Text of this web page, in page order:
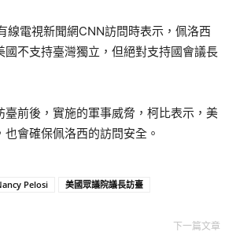
線電視新聞網CNN訪問時表示，佩洛西
國不支持臺灣獨立，但絕對支持國會議長
臺前後，實施的軍事威脅，柯比表示，美
會確保佩洛西的訪問安全。
Pelosi 美國眾議院議長訪臺
下一篇文章